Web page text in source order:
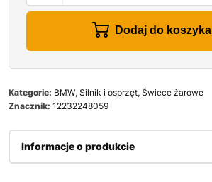
Dodaj do koszyka
Kategorie: BMW, Silnik i osprzęt, Świece żarowe
Znacznik: 12232248059
Informacje o produkcie